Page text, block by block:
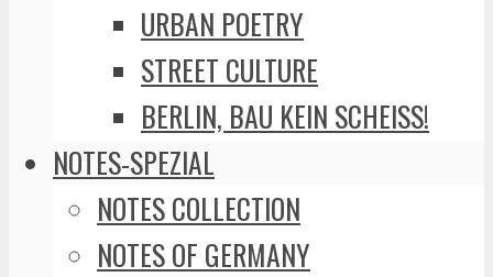
URBAN POETRY
STREET CULTURE
BERLIN, BAU KEIN SCHEISS!
NOTES-SPEZIAL
NOTES COLLECTION
NOTES OF GERMANY